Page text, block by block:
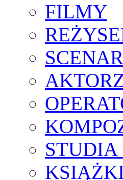
FILMY